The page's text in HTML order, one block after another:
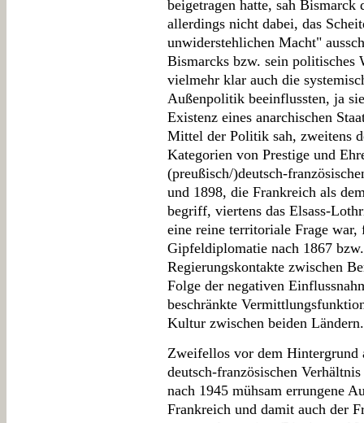
beigetragen hatte, sah Bismarck
allerdings nicht dabei, das
unwiderstehlichen Macht"
Bismarcks bzw. sein politisches
vielmehr klar auch die
Außenpolitik beeinflussten, ja
Existenz eines anarchischen
Mittel der Politik sah, zweitens
Kategorien von Prestige und
(preußisch/)deutsch-
und 1898, die Frankreich als
begriff, viertens das Elsass-
eine reine territoriale Frage war,
Gipfeldiplomatie nach 1867
Regierungskontakte zwischen
Folge der negativen
beschränkte
Kultur zwischen beiden Ländern.
Zweifellos vor dem
deutsch-französischen
nach 1945 mühsam errungene
Frankreich und damit auch der